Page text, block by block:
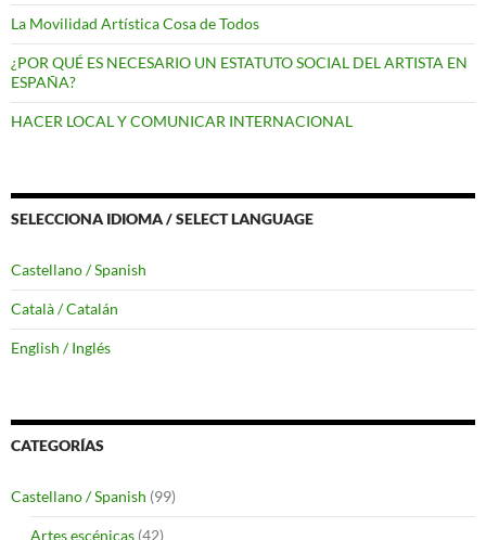
La Movilidad Artística Cosa de Todos
¿POR QUÉ ES NECESARIO UN ESTATUTO SOCIAL DEL ARTISTA EN
ESPAÑA?
HACER LOCAL Y COMUNICAR INTERNACIONAL
SELECCIONA IDIOMA / SELECT LANGUAGE
Castellano / Spanish
Català / Catalán
English / Inglés
CATEGORÍAS
Castellano / Spanish (99)
Artes escénicas (42)